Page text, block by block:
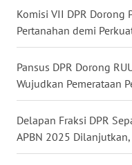
Komisi VII DPR Dorong
Pertanahan demi
Pansus DPR Dorong
Wujudkan Pemerataan
Delapan Fraksi DPR
APBN 2025
WN
JATENG
WN
WN